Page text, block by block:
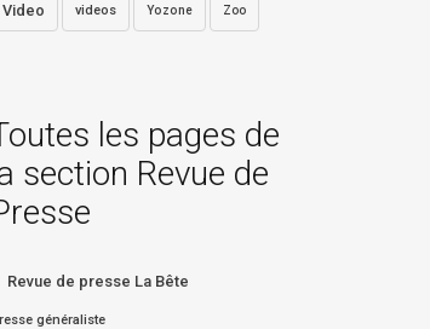
Video videos Yozone Zoo
les pages de
section Revue de
Revue de presse La Bête
généraliste